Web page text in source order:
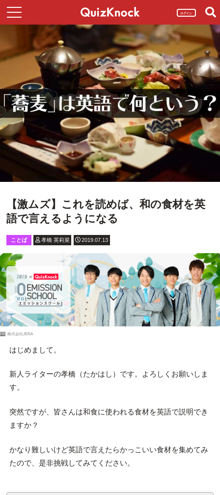
ログイン
【激ムズ】これを読めば、和の食材を英
語で言えるようになる
ことば 孝橋 英莉菜 2019.07.13
PR 株式会社JERA
はじめまして。
新人ライターの孝橋（たかはし）です。よろしくお願いしま
す。
突然ですが、皆さんは和食に使われる食材を英語で説明でき
ますか？
かなり難しいけど英語で言えたらかっこいい食材を集めてみ
たので、是非挑戦してみてください。